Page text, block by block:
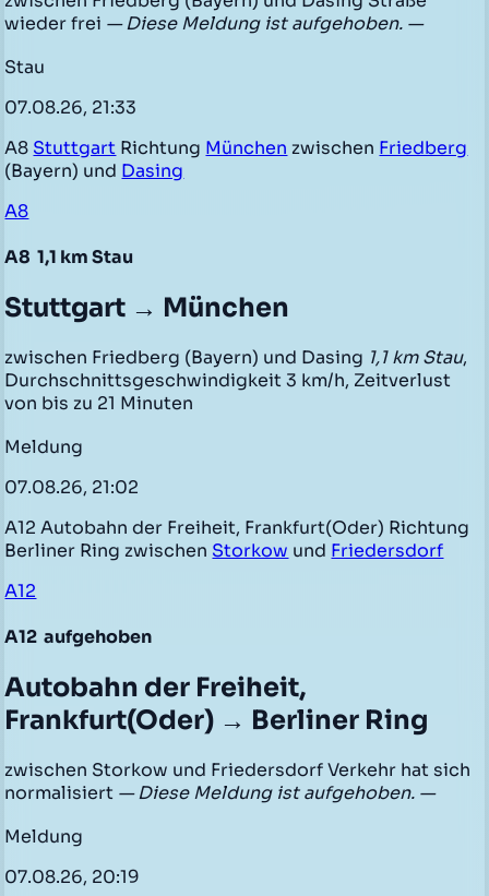
wieder frei — Diese Meldung ist aufgehoben. —
Stau
07.08.26, 21:33
A8 Stuttgart Richtung München zwischen Friedberg
(Bayern) und Dasing
A8
A8 1,1 km Stau
Stuttgart → München
zwischen Friedberg (Bayern) und Dasing 1,1 km Stau,
Durchschnittsgeschwindigkeit 3 km/h, Zeitverlust
von bis zu 21 Minuten
Meldung
07.08.26, 21:02
A12 Autobahn der Freiheit, Frankfurt(Oder) Richtung
Berliner Ring zwischen Storkow und Friedersdorf
A12
A12 aufgehoben
Autobahn der Freiheit,
Frankfurt(Oder) → Berliner Ring
zwischen Storkow und Friedersdorf Verkehr hat sich
normalisiert — Diese Meldung ist aufgehoben. —
Meldung
07.08.26, 20:19